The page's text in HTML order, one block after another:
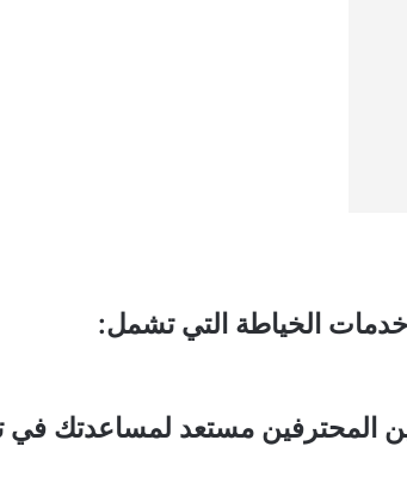
الخياطة التي تشمل:
المحترفين مستعد لمساعدتك